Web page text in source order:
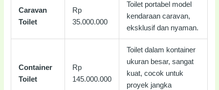
Caravan
Toilet
Rp
35.000.000
Toilet portabel model
kendaraan caravan,
eksklusif dan nyaman.
Container
Toilet
Rp
145.000.000
Toilet dalam kontainer
ukuran besar, sangat
kuat, cocok untuk
proyek jangka